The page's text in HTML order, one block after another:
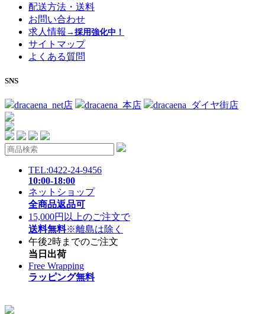
配送方法・送料
お問い合わせ
求人情報 →採用強化中！
サイトマップ
よくある質問
SNS
dracaena_net店 dracaena_本店 dracaena_ダイヤ街店
TEL:0422-24-9456
10:00-18:00
ネットショップ
全商品返品可
15,000円以上のご注文で
送料無料※離島は除く
午後2時までのご注文
当日出荷
Free Wrapping
ラッピング無料